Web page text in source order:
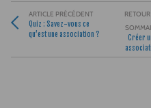
ARTICLE PRÉCÉDENT
Quiz : Savez-vous ce
qu’est une association ?
Créer